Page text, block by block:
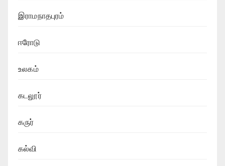
இராமநாதபுரம்
ஈரோடு
உலகம்
கடலூர்
கருர்
கல்வி